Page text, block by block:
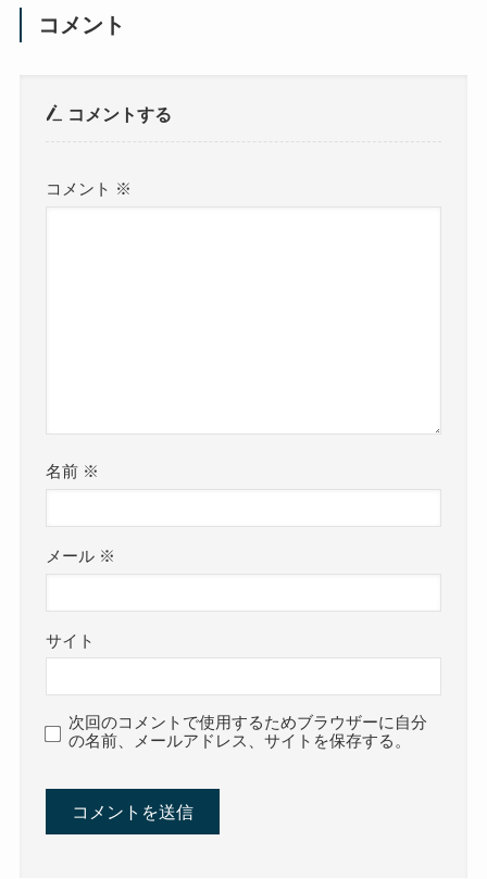
コメント
コメントする
コメント ※
名前 ※
メール ※
サイト
次回のコメントで使用するためブラウザーに自分
の名前、メールアドレス、サイトを保存する。